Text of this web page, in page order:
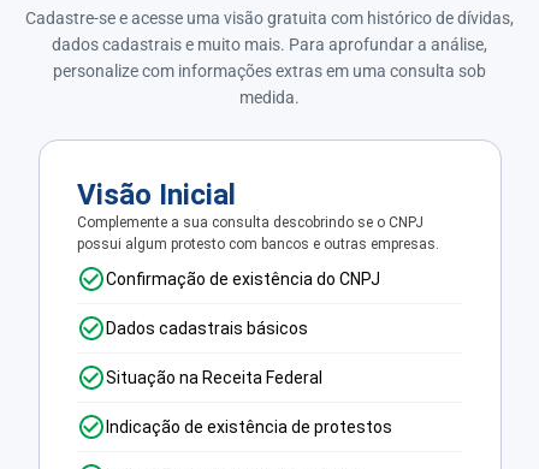
Cadastre-se e acesse uma visão gratuita com histórico de dívidas,
dados cadastrais e muito mais. Para aprofundar a análise,
personalize com informações extras em uma consulta sob
medida.
Visão Inicial
Complemente a sua consulta descobrindo se o CNPJ
possui algum protesto com bancos e outras empresas.
Confirmação de existência do CNPJ
Dados cadastrais básicos
Situação na Receita Federal
Indicação de existência de protestos